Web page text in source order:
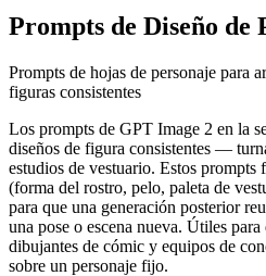
Prompts de Diseño de
Prompts de hojas de personaje para
figuras consistentes
Los prompts de GPT Image 2 en la
diseños de figura consistentes —
estudios de vestuario. Estos
(forma del rostro, pelo, paleta de
para que una generación posterior
una pose o escena nueva. Útiles
dibujantes de cómic y equipos de
sobre un personaje fijo.